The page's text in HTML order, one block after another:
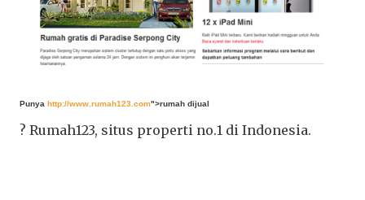
Punya http://www.rumah123.com">rumah dijual
? Rumah123, situs properti no.1 di Indonesia.